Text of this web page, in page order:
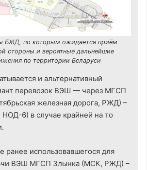
о
с
п
р
о
БЖД, по которым ожидается приём
стороны и вероятные дальнейшие
по территории Беларуси
и альтернативный
перевозок ВЭШ — через МГСП
железная дорога, РЖД) –
6) в случае крайней на то
ранее использовавшегося для
ВЭШ МГСП Злынка (МСК, РЖД) –